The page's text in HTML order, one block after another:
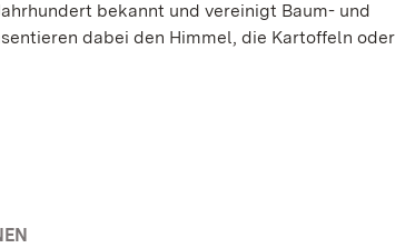
bekannt und vereinigt Baum- und
dabei den Himmel, die Kartoffeln oder